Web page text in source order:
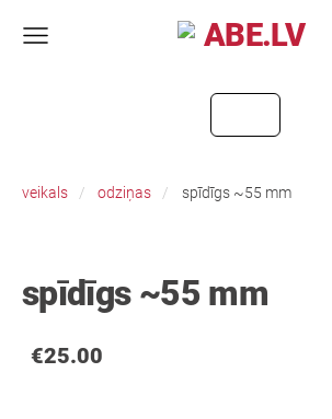
veikals odziņas spīdīgs ~55 mm
spīdīgs ~55 mm
€25.00